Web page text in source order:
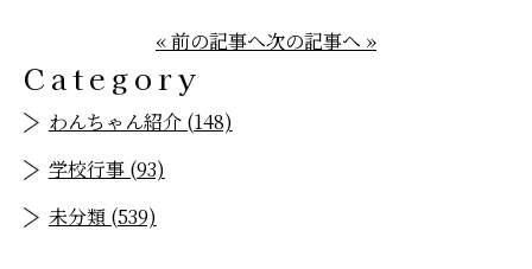
« 前の記事へ次の記事へ »
Category
わんちゃん紹介 (148)
学校行事 (93)
未分類 (539)